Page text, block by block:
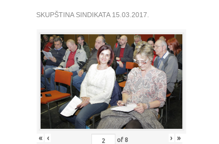
SKUPŠTINA SINDIKATA 15.03.2017.
« ‹ of 8 › »